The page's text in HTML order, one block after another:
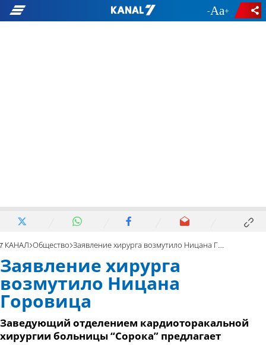
- +
7 КАНАЛ Общество Заявление хирурга возмутило Ницана Горовица
Заявление хирурга
возмутило Ницана
Горовица
Заведующий отделением кардиоторакальной
хирургии больницы “Сорока” предлагает